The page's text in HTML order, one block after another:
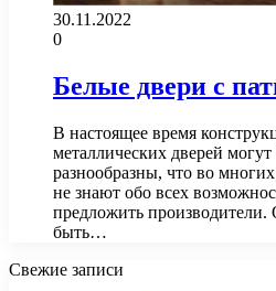
30.11.2022
0
Белые двери с
В настоящее время
металлических дверей могут
разнообразны, что во
не знают обо всех
предложить
быть…
Свежие записи